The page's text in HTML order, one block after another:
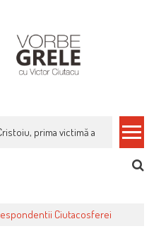
prima victimă a noi
Ciutacosferei